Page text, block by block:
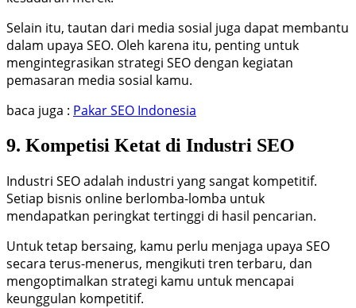
Selain itu, tautan dari media sosial juga dapat membantu
dalam upaya SEO. Oleh karena itu, penting untuk
mengintegrasikan strategi SEO dengan kegiatan
pemasaran media sosial kamu.
baca juga : Pakar SEO Indonesia
9. Kompetisi Ketat di Industri SEO
Industri SEO adalah industri yang sangat kompetitif.
Setiap bisnis online berlomba-lomba untuk
mendapatkan peringkat tertinggi di hasil pencarian.
Untuk tetap bersaing, kamu perlu menjaga upaya SEO
secara terus-menerus, mengikuti tren terbaru, dan
mengoptimalkan strategi kamu untuk mencapai
keunggulan kompetitif.